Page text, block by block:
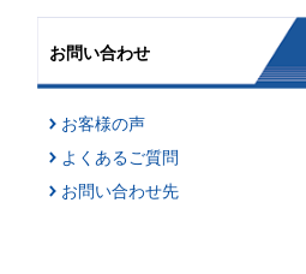
お問い合わせ
お客様の声
よくあるご質問
お問い合わせ先